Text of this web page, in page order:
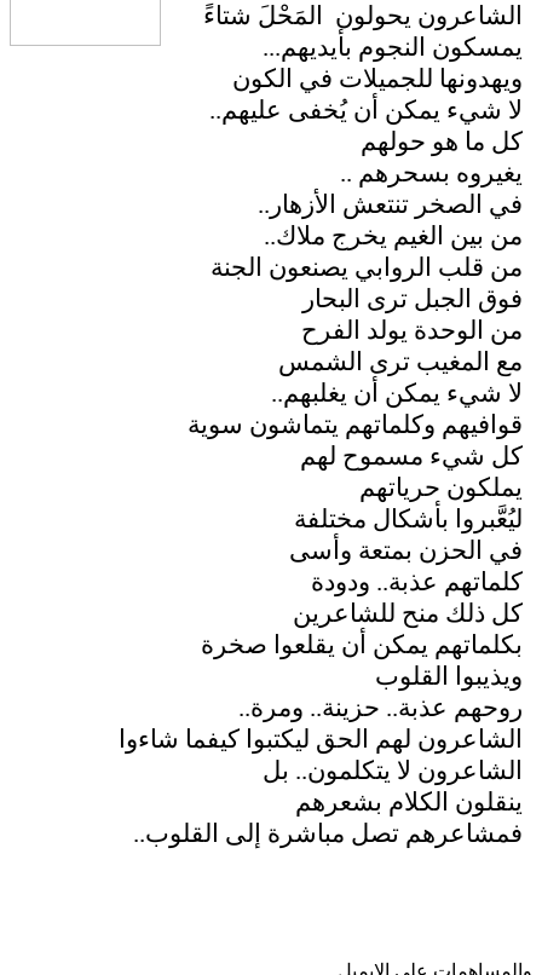
الشاعرون يحولون المَحْلَ شتاءً
يمسكون النجوم بأيديهم...
ويهدونها للجميلات في الكون
لا شيء يمكن أن يُخفى عليهم..
كل ما هو حولهم
يغيروه بسحرهم ..
في الصخر تنتعش الأزهار..
من بين الغيم يخرج ملاك..
من قلب الروابي يصنعون الجنة
فوق الجبل ترى البحار
من الوحدة يولد الفرح
مع المغيب ترى الشمس
لا شيء يمكن أن يغلبهم..
قوافيهم وكلماتهم يتماشون سوية
كل شيء مسموح لهم
يملكون حرياتهم
ليُعَّبروا بأشكال مختلفة
في الحزن بمتعة وأسى
كلماتهم عذبة.. ودودة
كل ذلك منح للشاعرين
بكلماتهم يمكن أن يقلعوا صخرة
ويذيبوا القلوب
روحهم عذبة.. حزينة.. ومرة..
الشاعرون لهم الحق ليكتبوا كيفما شاءوا
الشاعرون لا يتكلمون.. بل
ينقلون الكلام بشعرهم
فمشاعرهم تصل مباشرة إلى القلوب..